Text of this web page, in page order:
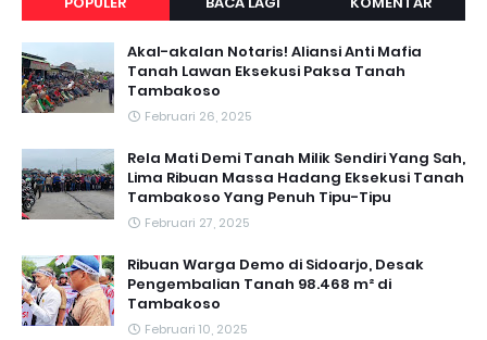
Akal-akalan Notaris! Aliansi Anti Mafia
Tanah Lawan Eksekusi Paksa Tanah
Tambakoso
Februari 26, 2025
Rela Mati Demi Tanah Milik Sendiri Yang Sah,
Lima Ribuan Massa Hadang Eksekusi Tanah
Tambakoso Yang Penuh Tipu-Tipu
Februari 27, 2025
Ribuan Warga Demo di Sidoarjo, Desak
Pengembalian Tanah 98.468 m² di
Tambakoso
Februari 10, 2025